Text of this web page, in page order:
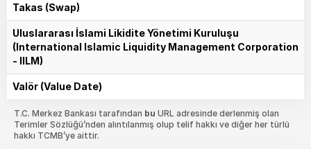
Takas (Swap)
Uluslararası İslami Likidite Yönetimi Kuruluşu
(International Islamic Liquidity Management Corporation
- IILM)
Valör (Value Date)
T.C. Merkez Bankası tarafından bu URL adresinde derlenmiş olan
Terimler Sözlüğü’nden alıntılanmış olup telif hakkı ve diğer her türlü
hakkı TCMB’ye aittir.